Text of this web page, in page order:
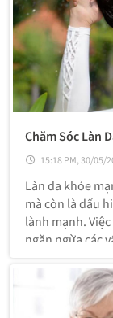
Chăm Sóc Làn
15:18 PM, 30/05/
Làn da khỏe
mà còn là dấu
lành mạnh.
ngăn ngừa các